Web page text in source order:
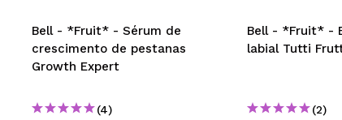
Bell - *Fruit* - Sérum de
crescimento de pestanas
Growth Expert
(4)
Bell - *Fruit* -
labial Tutti
(2)